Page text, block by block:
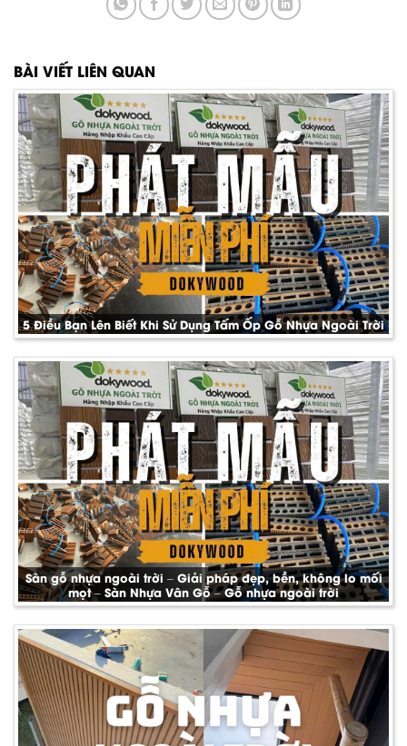
BÀI VIẾT LIÊN QUAN
5 Điều Bạn Lên Biết Khi Sử Dụng Tấm Ốp Gỗ Nhựa Ngoài Trời
Sàn gỗ nhựa ngoài trời – Giải pháp đẹp, bền, không lo mối
mọt – Sàn Nhựa Vân Gỗ – Gỗ nhựa ngoài trời